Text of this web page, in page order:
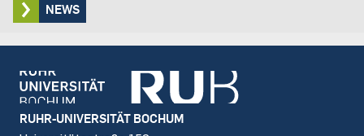
NEWS
Footer
RUHR-UNIVERSITÄT BOCHUM